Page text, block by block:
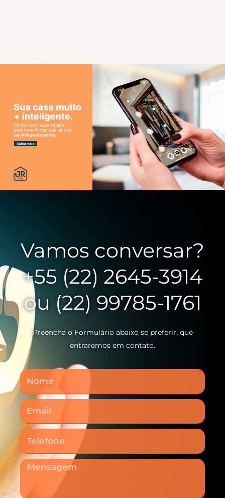
Vamos conversar?
+55 (22) 2645-3914
ou (22) 99785-1761
Preencha o Formulário abaixo se preferir, que
entraremos em contato.
Nome
Email
Telefone
Mensagem